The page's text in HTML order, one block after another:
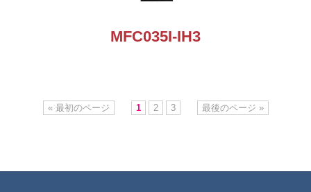
MFC035I-IH3
« 最初のページ 1 2 3 最後のページ »